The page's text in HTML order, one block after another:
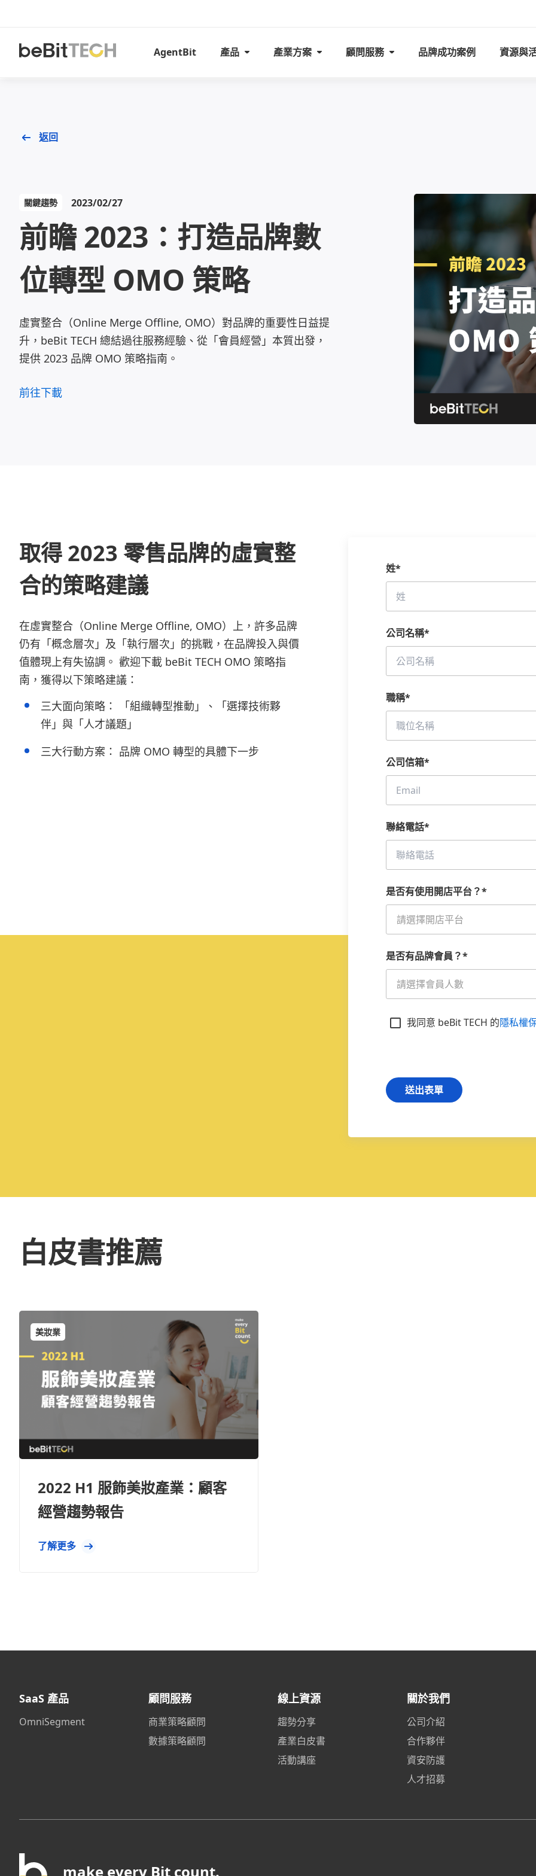
AgentBit 產品 產業方案 顧問服務 品牌成功案例 資源與
返回
關鍵趨勢 2023/02/27
前瞻 2023：打造品牌數
位轉型 OMO 策略
虛實整合（Online Merge Offline, OMO）對品牌的重要性日益提
升，beBit TECH 總結過往服務經驗、從「會員經營」本質出發，
提供 2023 品牌 OMO 策略指南。
前往下載
取得 2023 零售品牌的虛實整
合的策略建議
在虛實整合（Online Merge Offline, OMO）上，許多品牌
仍有「概念層次」及「執行層次」的挑戰，在品牌投入與價
值體現上有失協調。 歡迎下載 beBit TECH OMO 策略指
南，獲得以下策略建議：
三大面向策略： 「組織轉型推動」、「選擇技術夥
伴」與「人才議題」
三大行動方案： 品牌 OMO 轉型的具體下一步
姓*
公司名稱*
職稱*
公司信箱*
聯絡電話*
是否有使用開店平台？*
請選擇開店平台
是否有品牌會員？*
請選擇會員人數
我同意 beBit TECH 的隱私權
白皮書推薦
美妝業
2022 H1 服飾美妝產業：顧客
經營趨勢報告
了解更多
SaaS 產品
OmniSegment
顧問服務
商業策略顧問
數據策略顧問
線上資源
趨勢分享
產業白皮書
活動講座
關於我們
公司介紹
合作夥伴
資安防護
人才招募
make every Bit count.